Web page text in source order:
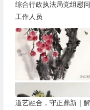
综合行政执法局党组慰
工作人员
道艺融合，守正鼎新｜